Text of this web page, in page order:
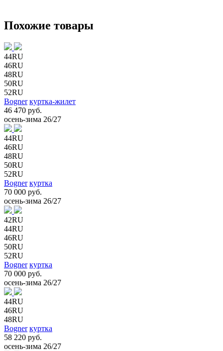
Похожие товары
44RU
46RU
48RU
50RU
52RU
Bogner куртка-жилет
46 470 руб.
осень-зима 26/27
44RU
46RU
48RU
50RU
52RU
Bogner куртка
70 000 руб.
осень-зима 26/27
42RU
44RU
46RU
50RU
52RU
Bogner куртка
70 000 руб.
осень-зима 26/27
44RU
46RU
48RU
Bogner куртка
58 220 руб.
осень-зима 26/27